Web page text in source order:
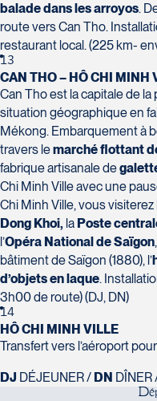
balade dans les arroyos.
route vers Can Tho.
restaurant local. (225 km-
13
CAN THO – HÔ CHI MINH
Can Tho est la capitale de
situation géographique en
Mékong. Embarquement à
travers lemarché flottant
fabrique artisanale de
Chi Minh Ville avec une
Chi Minh Ville, vous visiterez
Dong Khoi, la Poste
l’Opéra National de Saïgon
bâtiment de Saïgon (1880), l’
d’objets en laque.
3h00 de route) (DJ, DN)
14
HÔ CHI MINH VILLE
Transfert vers l’aéroport
DJ DÉJEUNER / DN DÎNER
Dé